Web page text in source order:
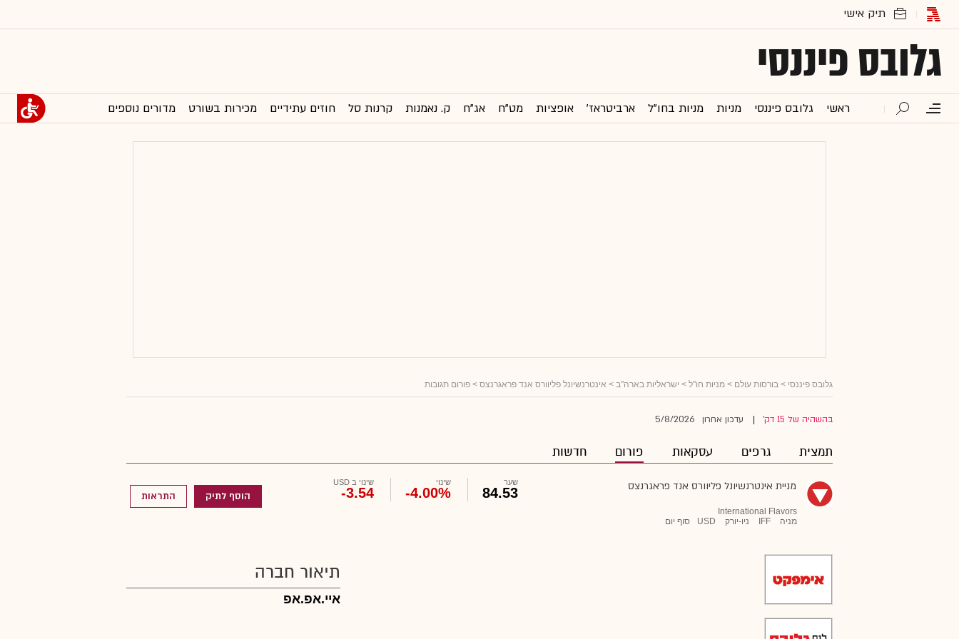
גלובס פיננסי
ראשי גלובס פיננסי מניות מניות בחו"ל ארביטראז' אופציות מט"ח אג"ח ק. נאמנות קרנות סל חוזים עתידיים מכירות בשורט מדורים נוספים
גלובס פיננסי > בורסות עולם > מניות חו"ל > ישראליות בארה"ב > אינטרנשיונל פליוורס אנד פראגרנצס > פורום תגובות
בהשהיה של 15 דק' עדכון אחרון 5/8/2026
תמצית גרפים עסקאות פורום חדשות
מניית אינטרנשיונל פליוורס אנד פראגרנצס
International Flavors
מניה
IFF ניו-יורק USD סוף יום
שער
84.53
שינוי
-4.00%
שינוי ב USD
-3.54 הוסף לתיק התראות
תיאור חברה
איי.אפ.אפ